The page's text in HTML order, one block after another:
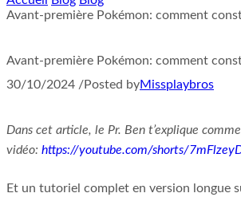
Avant-première Pokémon: comment
Avant-première Pokémon: comment
30/10/2024 /Posted byMissplaybros
Dans cet article, le Pr. Ben t’explique
vidéo: https://youtube.com/shorts/
Et un tutoriel complet en version longue